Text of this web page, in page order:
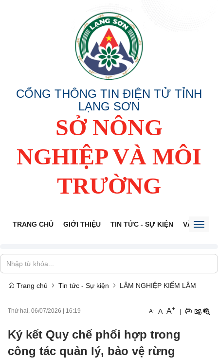
CỔNG THÔNG TIN ĐIỆN TỬ TỈNH
LẠNG SƠN
SỞ NÔNG
NGHIỆP VÀ MÔI
TRƯỜNG
TRANG CHỦ GIỚI THIỆU TIN TỨC - SỰ KIỆN VĂN BẢN
Trang chủ Tin tức - Sự kiện LÂM NGHIỆP KIỂM LÂM
Thứ hai, 06/07/2026 16:19 A- A A+ |
Ký kết Quy chế phối hợp trong
công tác quản lý, bảo vệ rừng